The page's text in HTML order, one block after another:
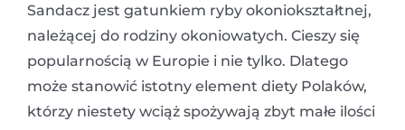
Sandacz jest gatunkiem ryby okoniokształtnej,
należącej do rodziny okoniowatych. Cieszy się
popularnością w Europie i nie tylko. Dlatego
może stanowić istotny element diety Polaków,
którzy niestety wciąż spożywają zbyt małe ilości